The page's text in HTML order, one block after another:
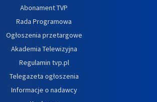
Abonament TVP
Rada Programowa
Ogłoszenia przetargowe
Akademia Telewizyjna
Regulamin tvp.pl
Telegazeta ogłoszenia
Informacje o nadawcy